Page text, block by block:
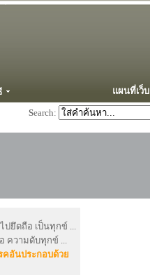
แผนที่เว็บ
Search:
ปยึดถือ เป็นทุกข์ ...
ความดับทุกข์ ...
คอันประกอบด้วย